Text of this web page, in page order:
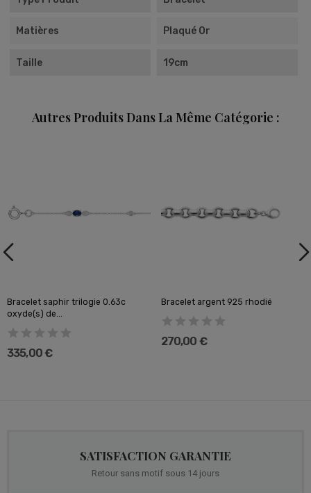
Matières Plaqué Or
Taille 19cm
Autres Produits Dans La Même Catégorie :
Bracelet saphir trilogie 0.63c
oxyde(s) de...
335,00 €
Bracelet argent 925 rhodié
270,00 €
SATISFACTION GARANTIE
Retour sans motif sous 14 jours